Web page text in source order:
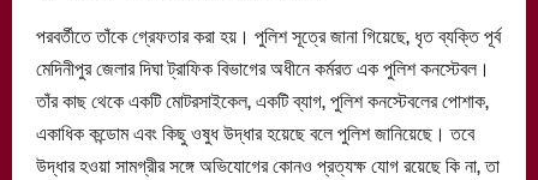
পরবর্তীতে তাঁকে গ্রেফতার করা হয়। পুলিশ সূত্রে জানা গিয়েছে, ধৃত ব্যক্তি পূর্ব
মেদিনীপুর জেলার দিঘা ট্রাফিক বিভাগের অধীনে কর্মরত এক পুলিশ কনস্টেবল।
তাঁর কাছ থেকে একটি মোটরসাইকেল, একটি ব্যাগ, পুলিশ কনস্টেবলের পোশাক,
একাধিক কন্ডোম এবং কিছু ওষুধ উদ্ধার হয়েছে বলে পুলিশ জানিয়েছে। তবে
উদ্ধার হওয়া সামগ্রীর সঙ্গে অভিযোগের কোনও প্রত্যক্ষ যোগ রয়েছে কি না, তা